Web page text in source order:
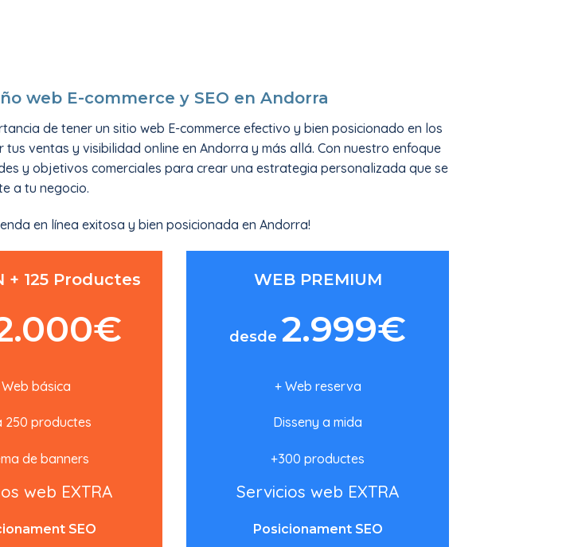
web E-commerce y SEO en Andorra
de tener un sitio web E-commerce efectivo y bien posicionado en los
ventas y visibilidad online en Andorra y más allá. Con nuestro enfoque
y objetivos comerciales para crear una estrategia personalizada que se
a tu negocio.
en línea exitosa y bien posicionada en Andorra!
+ 125 Productes
básica
250 productes
de banners
web EXTRA
SEO
WEB PREMIUM
desde 2.999€
+ Web reserva
Disseny a mida
+300 productes
Servicios web EXTRA
Posicionament SEO